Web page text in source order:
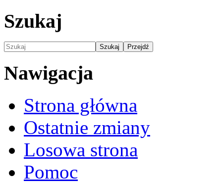
Szukaj
Nawigacja
Strona główna
Ostatnie zmiany
Losowa strona
Pomoc